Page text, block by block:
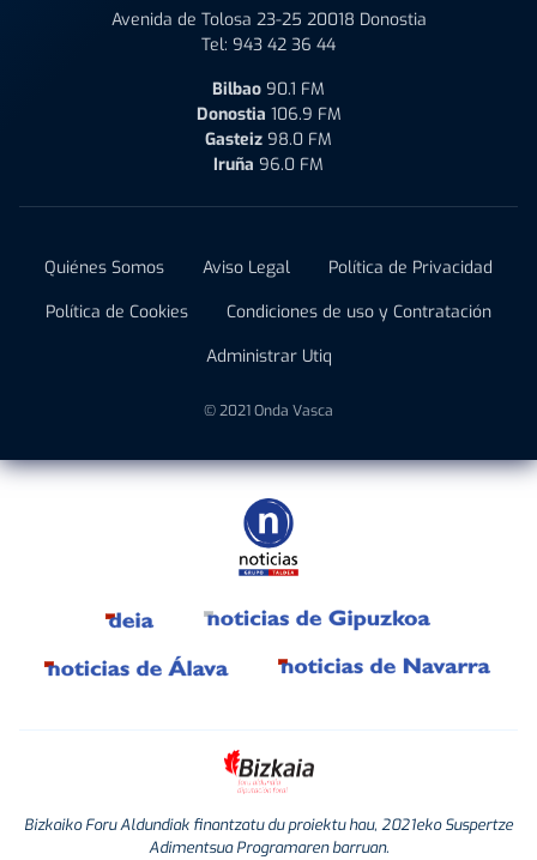
Avenida de Tolosa 23-25 20018 Donostia
Tel: 943 42 36 44
Bilbao 90.1 FM
Donostia 106.9 FM
Gasteiz 98.0 FM
Iruña 96.0 FM
Quiénes Somos Aviso Legal
Política de Privacidad
Política de Cookies
Condiciones de uso y Contratación
Administrar Utiq
© 2021 Onda Vasca
Bizkaiko Foru Aldundiak finantzatu du proiektu hau, 2021eko Suspertze
Adimentsua Programaren barruan.